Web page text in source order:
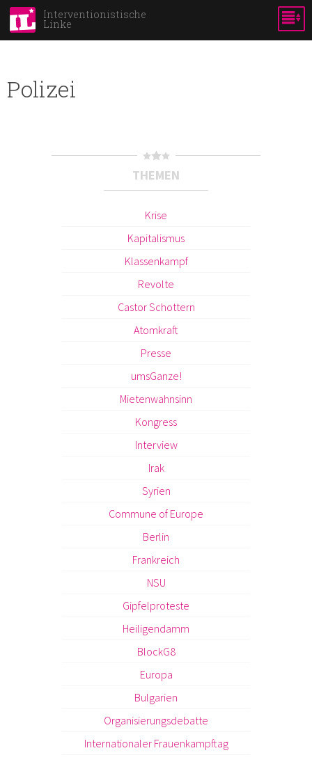
Direkt
Inhalt
Interventionistische
Linke
Polizei
THEMEN
Krise
Kapitalismus
Klassenkampf
Revolte
Castor Schottern
Atomkraft
Presse
umsGanze!
Mietenwahnsinn
Kongress
Interview
Irak
Syrien
Commune of Europe
Berlin
Frankreich
NSU
Gipfelproteste
Heiligendamm
BlockG8
Europa
Bulgarien
Organisierungsdebatte
Internationaler Frauenkampftag